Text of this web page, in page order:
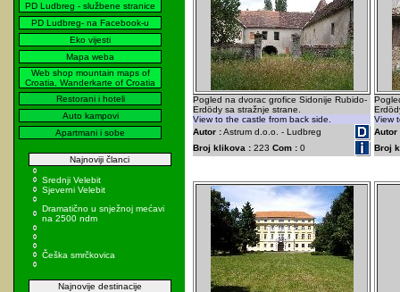
PD Ludbreg - službene stranice
PD Ludbreg- na Facebook-u
Eko vijesti
Mapa weba
Web shop mountain maps of
Croatia, Wanderkarte of Croatia
Restorani i hoteli
Auto kampovi
Apartmani i sobe
Najnoviji članci
Srednji Velebit
Sjeverni Velebit
Dramatično u snježnoj mećavi
na 2500 ndm
Češka smrčkovica
Najnovije destinacije
Pogled na dvorac grofice Sidonije Rubido-
Erdödy sa stražnje strane.
View to the castle from back side.
Autor :Astrum d.o.o. - Ludbreg
Broj klikova : 223 Com : 0
View
Autor
Broj